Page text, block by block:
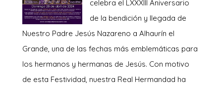
celebra el LXXXIII Aniversario
de la bendición y llegada de
Nuestro Padre Jesús Nazareno a Alhaurín el
Grande, una de las fechas más emblemáticas para
los hermanos y hermanas de Jesús. Con motivo
de esta Festividad, nuestra Real Hermandad ha